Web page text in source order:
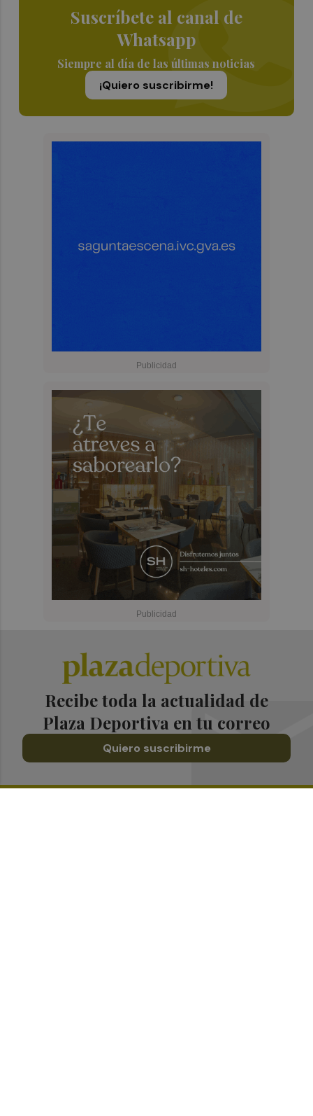
Suscríbete al canal de
Whatsapp
Siempre al día de las últimas noticias
¡Quiero suscribirme!
Recibe toda la actualidad de
Plaza Deportiva en tu correo
Quiero suscribirme